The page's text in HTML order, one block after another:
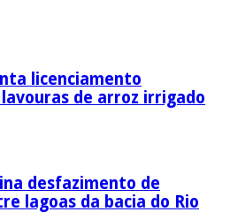
licenciamento
de arroz irrigado
desfazimento de
lagoas da bacia do Rio